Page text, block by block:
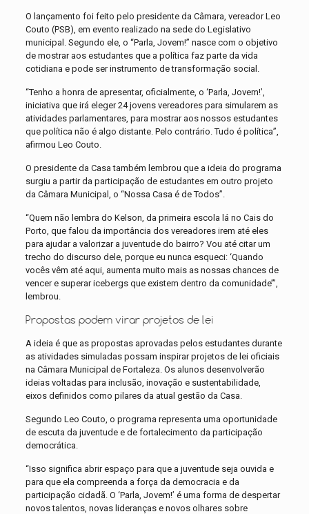
O lançamento foi feito pelo presidente da Câmara, vereador Leo
Couto (PSB), em evento realizado na sede do Legislativo
municipal. Segundo ele, o “Parla, Jovem!” nasce com o objetivo
de mostrar aos estudantes que a política faz parte da vida
cotidiana e pode ser instrumento de transformação social.
“Tenho a honra de apresentar, oficialmente, o ‘Parla, Jovem!’,
iniciativa que irá eleger 24 jovens vereadores para simularem as
atividades parlamentares, para mostrar aos nossos estudantes
que política não é algo distante. Pelo contrário. Tudo é política”,
afirmou Leo Couto.
O presidente da Casa também lembrou que a ideia do programa
surgiu a partir da participação de estudantes em outro projeto
da Câmara Municipal, o “Nossa Casa é de Todos”.
“Quem não lembra do Kelson, da primeira escola lá no Cais do
Porto, que falou da importância dos vereadores irem até eles
para ajudar a valorizar a juventude do bairro? Vou até citar um
trecho do discurso dele, porque eu nunca esqueci: ‘Quando
vocês vêm até aqui, aumenta muito mais as nossas chances de
vencer e superar icebergs que existem dentro da comunidade’”,
lembrou.
Propostas podem virar projetos de lei
A ideia é que as propostas aprovadas pelos estudantes durante
as atividades simuladas possam inspirar projetos de lei oficiais
na Câmara Municipal de Fortaleza. Os alunos desenvolverão
ideias voltadas para inclusão, inovação e sustentabilidade,
eixos definidos como pilares da atual gestão da Casa.
Segundo Leo Couto, o programa representa uma oportunidade
de escuta da juventude e de fortalecimento da participação
democrática.
“Isso significa abrir espaço para que a juventude seja ouvida e
para que ela compreenda a força da democracia e da
participação cidadã. O ‘Parla, Jovem!’ é uma forma de despertar
novos talentos, novas lideranças e novos olhares sobre